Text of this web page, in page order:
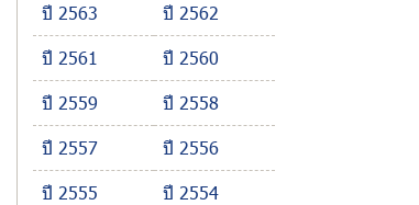
ปี 2563
ปี 2562
ปี 2561
ปี 2560
ปี 2559
ปี 2558
ปี 2557
ปี 2556
ปี 2555
ปี 2554